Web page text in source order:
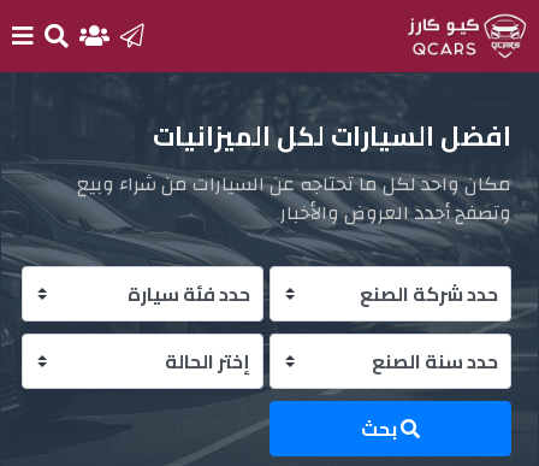
الرئيسية
بيع
سيارتك
أحدث
السيارات
سيارات
افضل السيارات لكل الميزانيات
مكان واحد لكل ما تحتاجه عن السيارات من شراء وبيع
وتصفح أجدد العروض والأخبار
بحث